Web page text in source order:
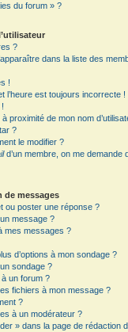
du forum » ?
?
dans la liste des
!
l’heure est toujours incorrecte !
proximité de mon nom
?
le modifier ?
d’un membre, on me demande
de messages
ou poster une réponse ?
message ?
mes messages ?
d’options à mon sondage ?
sondage ?
un forum ?
fichiers à mon message ?
?
à un modérateur ?
» dans la page de rédaction